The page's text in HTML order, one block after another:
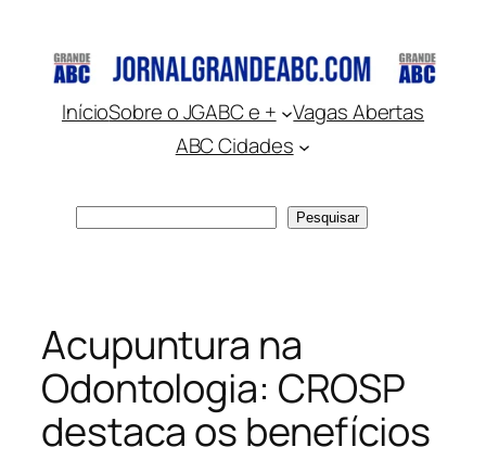
conteúdo
InícioSobre o JGABC e +
Vagas Abertas
ABC Cidades
Pesquisar
Acupuntura na
Odontologia: CROSP
destaca os benefícios